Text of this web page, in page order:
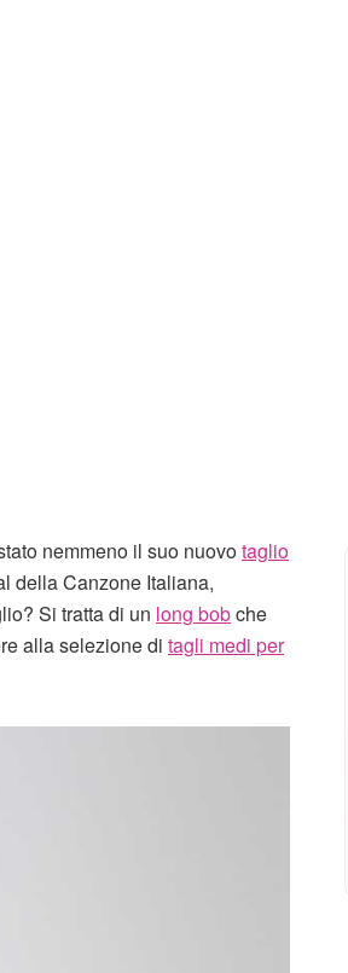
nemmeno il suo nuovotaglio
della Canzone Italiana,
Si tratta di un long bobche
alla selezione di tagli medi per